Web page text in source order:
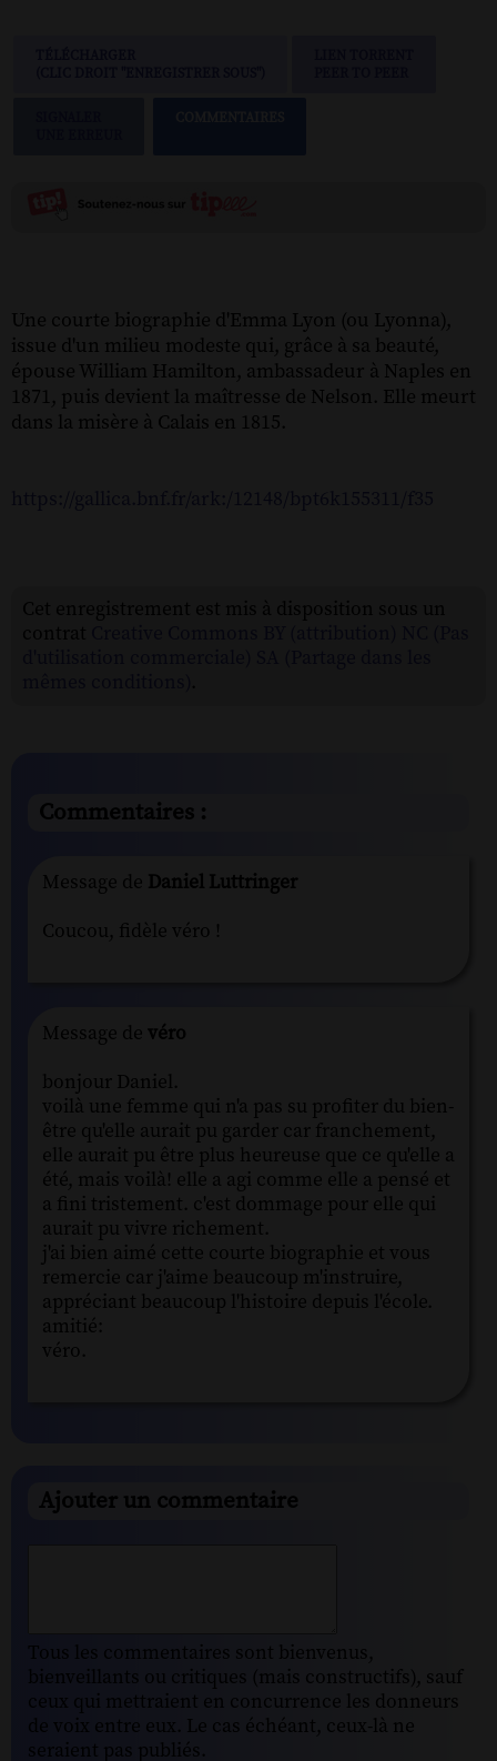
Une courte biographie d'Emma Lyon (ou Lyonna),
issue d'un milieu modeste qui, grâce à sa beauté,
épouse William Hamilton, ambassadeur à Naples en
1871, puis devient la maîtresse de Nelson. Elle meurt
dans la misère à Calais en 1815.
Commentaires :
Message de Daniel Luttringer
Coucou, fidèle véro !
Message de véro
bonjour Daniel.
voilà une femme qui n'a pas su profiter du bien-
être qu'elle aurait pu garder car franchement,
elle aurait pu être plus heureuse que ce qu'elle a
été, mais voilà! elle a agi comme elle a pensé et
a fini tristement. c'est dommage pour elle qui
aurait pu vivre richement.
j'ai bien aimé cette courte biographie et vous
remercie car j'aime beaucoup m'instruire,
appréciant beaucoup l'histoire depuis l'école.
amitié:
véro.
Ajouter un commentaire
Tous les commentaires sont bienvenus,
bienveillants ou critiques (mais constructifs), sauf
ceux qui mettraient en concurrence les donneurs
de voix entre eux. Le cas échéant, ceux-là ne
seraient pas publiés.